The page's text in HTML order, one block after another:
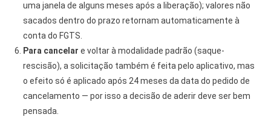
uma janela de alguns meses após a liberação); valores não
sacados dentro do prazo retornam automaticamente à
conta do FGTS.
Para cancelar e voltar à modalidade padrão (saque-
rescisão), a solicitação também é feita pelo aplicativo, mas
o efeito só é aplicado após 24 meses da data do pedido de
cancelamento — por isso a decisão de aderir deve ser bem
pensada.